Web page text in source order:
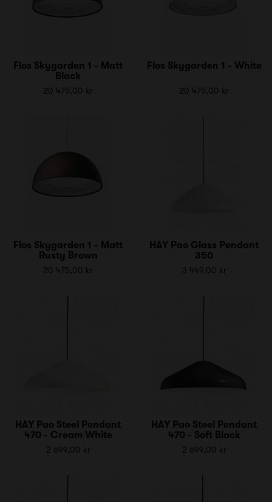
Flos Skygarden 1 - Matt
Black
20 475,00 kr
Flos Skygarden 1 - White
20 475,00 kr
Flos Skygarden 1 - Matt
Rusty Brown
20 475,00 kr
HAY Pao Glass Pendant
350
3 449,00 kr
HAY Pao Steel Pendant
470 - Cream White
2 699,00 kr
HAY Pao Steel Pendant
470 - Soft Black
2 699,00 kr